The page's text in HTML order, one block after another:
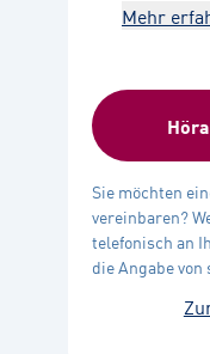
Mehr
Sie möchten
vereinbaren?
telefonisch an
die Angabe